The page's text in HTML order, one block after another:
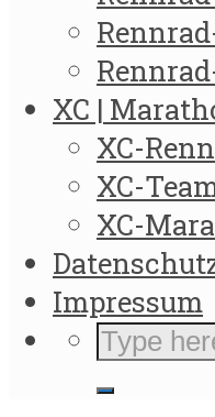
XC |
XC-
XC-
XC-
Impressum